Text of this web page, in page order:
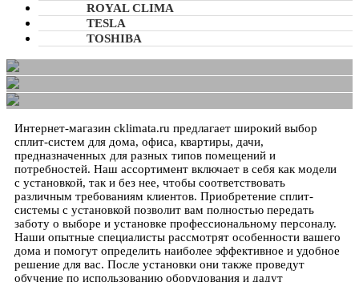
ROYAL CLIMA
TESLA
TOSHIBA
Интернет-магазин cklimata.ru предлагает широкий выбор
сплит-систем для дома, офиса, квартиры, дачи,
предназначенных для разных типов помещений и
потребностей. Наш ассортимент включает в себя как модели
с установкой, так и без нее, чтобы соответствовать
различным требованиям клиентов. Приобретение сплит-
системы с установкой позволит вам полностью передать
заботу о выборе и установке профессиональному персоналу.
Наши опытные специалисты рассмотрят особенности вашего
дома и помогут определить наиболее эффективное и удобное
решение для вас. После установки они также проведут
обучение по использованию оборудования и дадут